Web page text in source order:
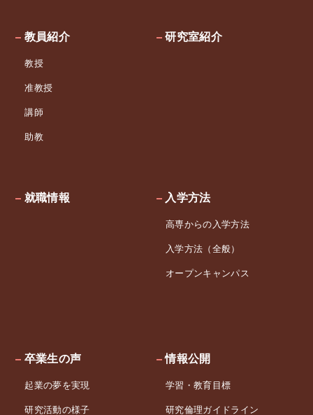
教員紹介
教授
准教授
講師
助教
研究室紹介
就職情報 入学方法
高専からの入学方法
入学方法（全般）
オープンキャンパス
卒業生の声
起業の夢を実現
研究活動の様子
情報公開
学習・教育目標
研究倫理ガイドライン